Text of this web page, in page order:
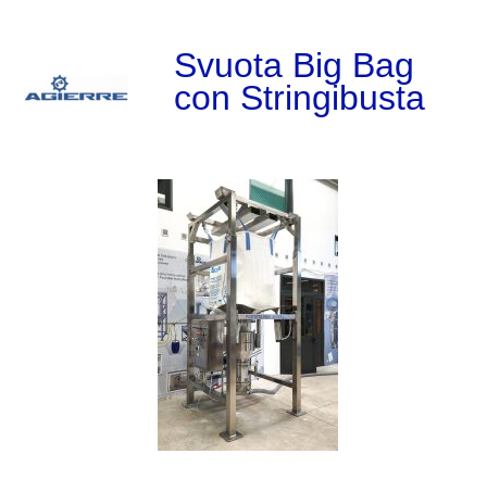
Prodotti
Marchi
Svuota Big Bag
con Stringibusta